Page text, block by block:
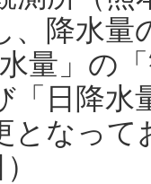
、降水
水量」の
「日降
となっ